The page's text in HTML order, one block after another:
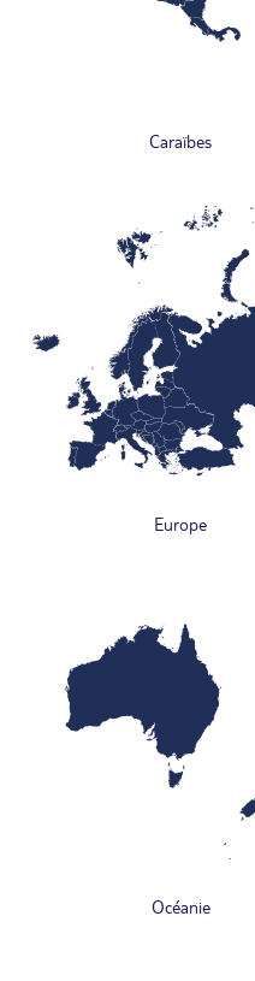
Caraïbes
Europe
Océanie